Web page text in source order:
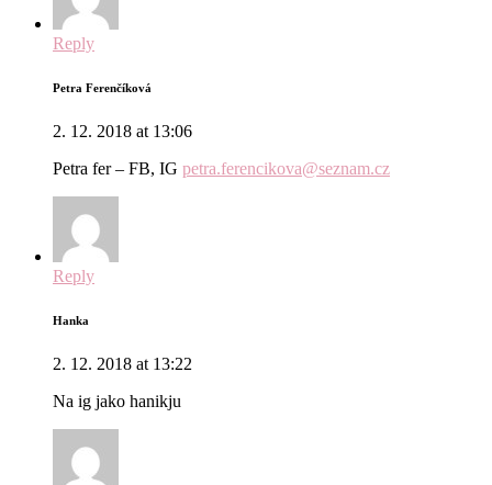
Reply
Petra Ferenčíková
2. 12. 2018 at 13:06
Petra fer – FB, IG petra.ferencikova@seznam.cz
Reply
Hanka
2. 12. 2018 at 13:22
Na ig jako hanikju